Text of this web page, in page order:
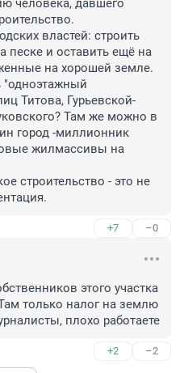
человека, давшего
властей: строить
песке и оставить ещё на
на хорошей земле.
"одноэтажный
Титова, Гурьевской-
Там же можно в
город -миллионник
жилмассивы на
строительство - это не
+7 –0
этого участка
только налог на землю
плохо работаете
+2 –2